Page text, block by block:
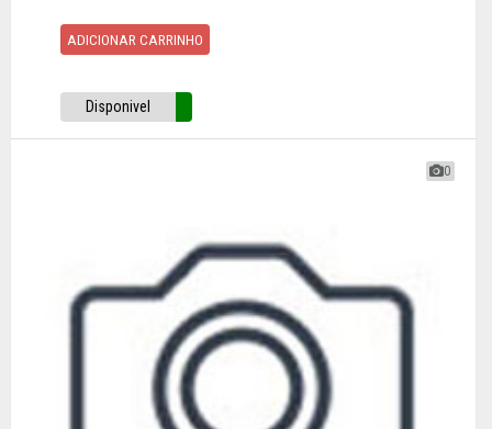
ADICIONAR CARRINHO
Disponivel
0